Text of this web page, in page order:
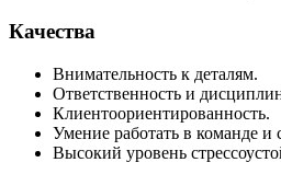
Качества
Внимательность к деталям.
Ответственность и
Клиентоориентированность.
Умение работать в команде и
Высокий уровень